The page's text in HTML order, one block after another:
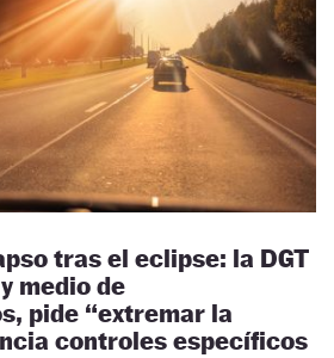
tras el eclipse: la DGT
medio de
pide “extremar la
controles específicos